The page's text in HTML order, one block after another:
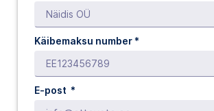
Käibemaksu number *
E-post *